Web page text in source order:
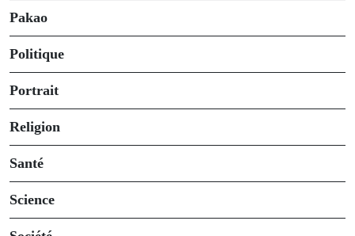
Pakao
Politique
Portrait
Religion
Santé
Science